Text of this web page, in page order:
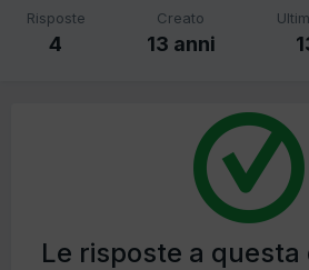
Risposte
4
Creato
13 anni
Le risposte a